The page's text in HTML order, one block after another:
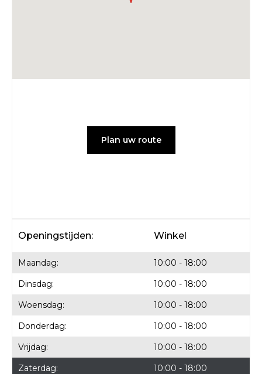
Plan uw route
Openingstijden: Winkel
Maandag:
10:00 - 18:00
Dinsdag:
10:00 - 18:00
Woensdag:
10:00 - 18:00
Donderdag:
10:00 - 18:00
Vrijdag:
10:00 - 18:00
Zaterdag:
10:00 - 18:00